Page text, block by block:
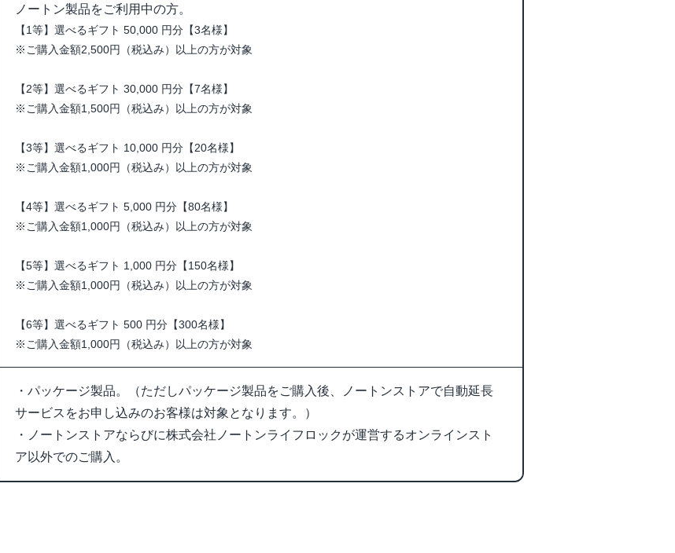
ノートン製品をご利用中の方。
【1等】選べるギフト 50,000 円分【3名様】
※ご購入金額2,500円（税込み）以上の方が対象
【2等】選べるギフト 30,000 円分【7名様】
※ご購入金額1,500円（税込み）以上の方が対象
【3等】選べるギフト 10,000 円分【20名様】
※ご購入金額1,000円（税込み）以上の方が対象
【4等】選べるギフト 5,000 円分【80名様】
※ご購入金額1,000円（税込み）以上の方が対象
【5等】選べるギフト 1,000 円分【150名様】
※ご購入金額1,000円（税込み）以上の方が対象
【6等】選べるギフト 500 円分【300名様】
※ご購入金額1,000円（税込み）以上の方が対象
・パッケージ製品。（ただしパッケージ製品をご購入後、ノートンストアで自動延長
サービスをお申し込みのお客様は対象となります。）
・ノートンストアならびに株式会社ノートンライフロックが運営するオンラインスト
ア以外でのご購入。